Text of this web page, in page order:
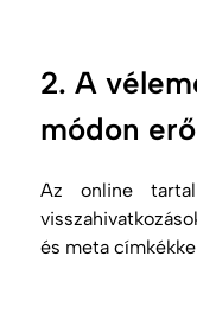
2. A
módon
Az online
és meta